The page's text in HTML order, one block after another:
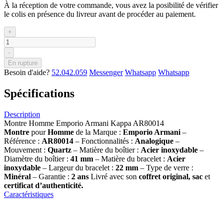
À la réception de votre commande, vous avez la posibilité de vérifier
le colis en présence du livreur avant de procéder au paiement.
+
-
En rupture
Besoin d'aide? 52.042.059 Messenger Whatsapp Whatsapp
Spécifications
Description
Montre Homme Emporio Armani Kappa AR80014
Montre pourHomme de la Marque : Emporio Armani –
Référence : AR80014 – Fonctionnalités : Analogique –
Mouvement : Quartz – Matière du boîtier : Acier inoxydable –
Diamètre du boîtier : 41 mm – Matière du bracelet : Acier
inoxydable – Largeur du bracelet : 22 mm – Type de verre :
Minéral – Garantie : 2 ans Livré avec son coffret original, sac et
certificat d’authenticité.
Caractéristiques